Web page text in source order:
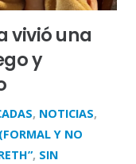
vivió una
y
, NOTICIAS,
Y NO
, SIN